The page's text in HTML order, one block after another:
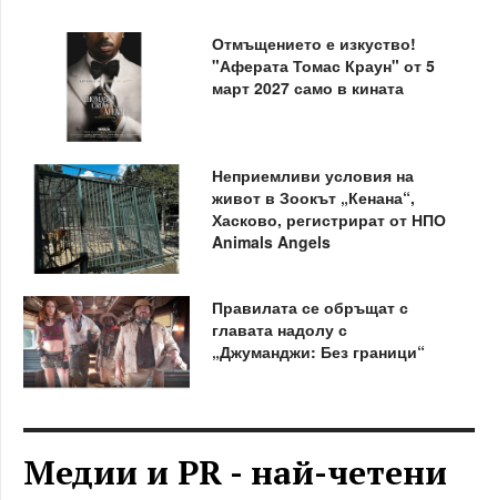
Отмъщението е изкуство!
"Аферата Томас Краун" от 5
март 2027 само в кината
Неприемливи условия на
живот в Зоокът „Кенана“,
Хасково, регистрират от НПО
Animals Angels
Правилата се обръщат с
главата надолу с
„Джуманджи: Без граници“
Медии и PR - най-четени